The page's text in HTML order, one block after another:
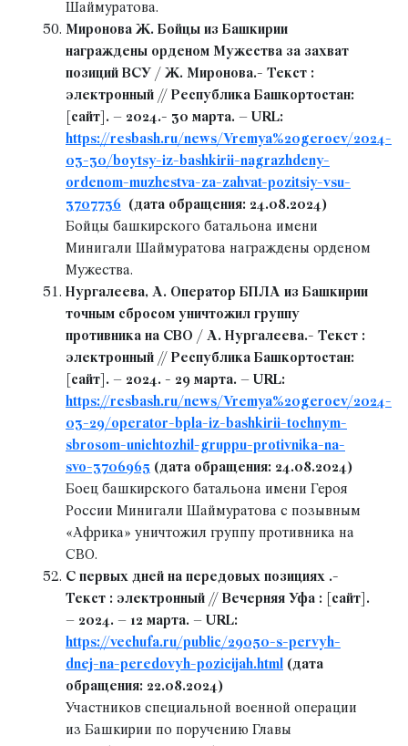
Шаймуратова.
Миронова Ж. Бойцы из Башкирии
награждены орденом Мужества за захват
позиций ВСУ / Ж. Миронова.- Текст :
электронный // Республика Башкортостан:
[сайт]. – 2024.- 30 марта. – URL:
https://resbash.ru/news/Vremya%20geroev/2024-
03-30/boytsy-iz-bashkirii-nagrazhdeny-
ordenom-muzhestva-za-zahvat-pozitsiy-vsu-
3707736 (дата обращения: 24.08.2024)
Бойцы башкирского батальона имени
Минигали Шаймуратова награждены орденом
Мужества.
Нургалеева, А. Оператор БПЛА из Башкирии
точным сбросом уничтожил группу
противника на СВО / А. Нургалеева.- Текст :
электронный // Республика Башкортостан:
[сайт]. – 2024. - 29 марта. – URL:
https://resbash.ru/news/Vremya%20geroev/2024-
03-29/operator-bpla-iz-bashkirii-tochnym-
sbrosom-unichtozhil-gruppu-protivnika-na-
svo-3706965 (дата обращения: 24.08.2024)
Боец башкирского батальона имени Героя
России Минигали Шаймуратова с позывным
«Африка» уничтожил группу противника на
СВО.
С первых дней на передовых позициях .-
Текст : электронный // Вечерняя Уфа : [сайт].
– 2024. – 12 марта. – URL:
https://vechufa.ru/public/29050-s-pervyh-
dnej-na-peredovyh-pozicijah.html (дата
обращения: 22.08.2024)
Участников специальной военной операции
из Башкирии по поручению Главы